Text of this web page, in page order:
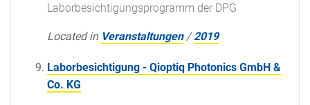
Laborbesichtigungsprogramm der DPG
Located in Veranstaltungen /2019
Laborbesichtigung - Qioptiq Photonics GmbH &
Co. KG